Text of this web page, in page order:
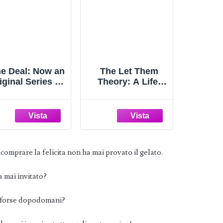
Deal: Now an
Series on
The Let Them
Theory: A Life-
People Can't Stop
Talking About
la felicita non ha mai provato il gelato.
mai invitato?
dopodomani?